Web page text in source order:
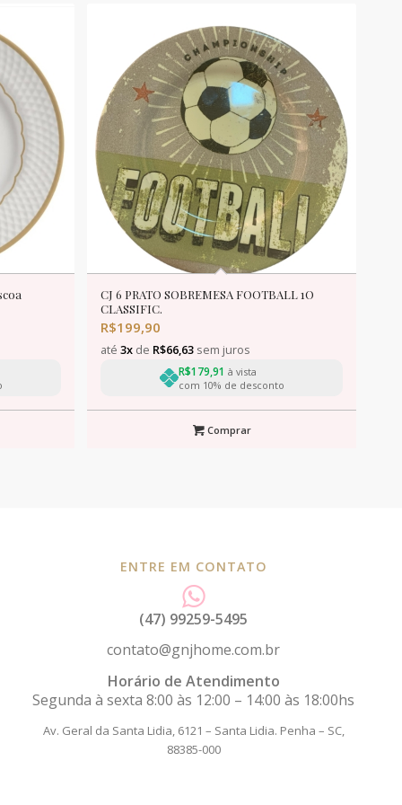
CJ 6 PRATO SOBREMESA FOOTBALL 1O
CLASSIFIC.
R$199,90
até3x de R$66,63 sem juros
R$179,91 à vista
com 10% de desconto
Comprar
ENTRE EM CONTATO
(47) 99259-5495
contato@gnjhome.com.br
Horário de Atendimento
Segunda à sexta 8:00 às 12:00 – 14:00 às 18:00hs
Av. Geral da Santa Lidia, 6121 – Santa Lidia. Penha – SC,
88385-000